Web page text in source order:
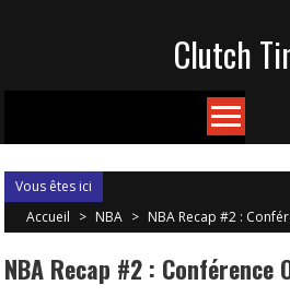
Clutch
Vous êtes ici
Accueil > NBA > NBA Recap #2 :
NBA Recap #2 : Conférence